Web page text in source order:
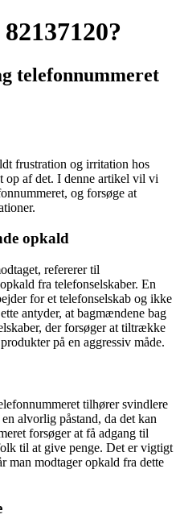
telefonnummeret
frustration og irritation hos
op af det. I denne artikel vil vi
og forsøge at
opkald
refererer til
fra telefonselskaber. En
for et telefonselskab og ikke
antyder, at bagmændene bag
der forsøger at tiltrække
på en aggressiv måde.
tilhører svindlere
alvorlig påstand, da det kan
forsøger at få adgang til
til at give penge. Det er vigtigt
modtager opkald fra dette